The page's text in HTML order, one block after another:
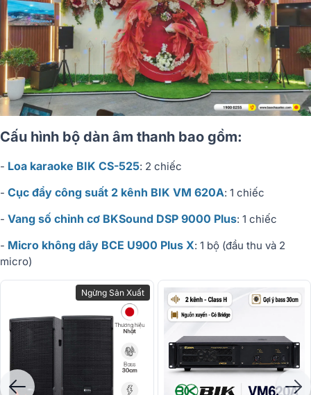
Cấu hình bộ dàn âm thanh bao gồm:
- Loa karaoke BIK CS-525: 2 chiếc
- Cục đẩy công suất 2 kênh BIK VM 620A: 1 chiếc
- Vang số chỉnh cơ BKSound DSP 9000 Plus: 1 chiếc
- Micro không dây BCE U900 Plus X: 1 bộ (đầu thu và 2
micro)
Ngừng Sản Xuất